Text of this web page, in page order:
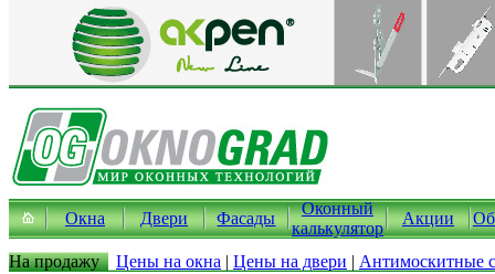
Окна Двери Фасады
Оконный
калькулятор
Акции
На продажу Цены на окна | Цены на двери | Антимоскитные